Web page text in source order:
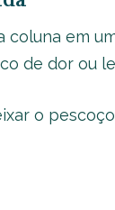
em
de dor ou
o